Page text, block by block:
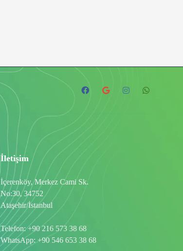
İletişim
İçerenköy, Merkez Cami Sk.
No:30, 34752
Ataşehir/İstanbul
Telefon:+90 216 573 38 68
WhatsApp:+90 546 653 38 68